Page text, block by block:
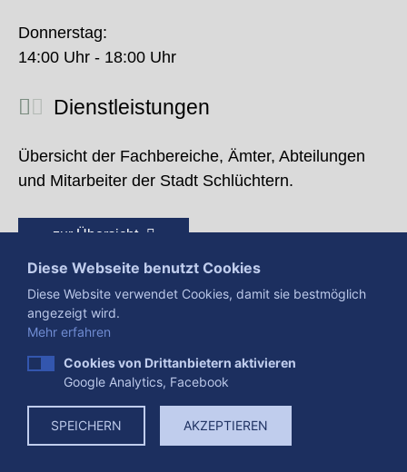
Donnerstag:
14:00 Uhr - 18:00 Uhr
Dienstleistungen
Übersicht der Fachbereiche, Ämter, Abteilungen
und Mitarbeiter der Stadt Schlüchtern.
zur Übersicht
Presse Impressum
Datenschutzerklärung
Datenverarbeitung
Cookies
Diese Webseite benutzt Cookies
Diese Website verwendet Cookies, damit sie bestmöglich
angezeigt wird.
Mehr erfahren
Cookies von Drittanbietern aktivieren
Google Analytics, Facebook
SPEICHERN AKZEPTIEREN